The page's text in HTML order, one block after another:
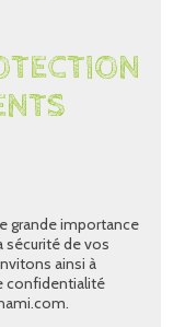
grande importance
sécurité de vos
ainsi à
confidentialité